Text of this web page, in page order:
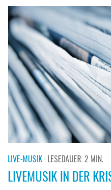
LIVE-MUSIK· LESEDAUER: 2 MIN.
LIVEMUSIK IN DER